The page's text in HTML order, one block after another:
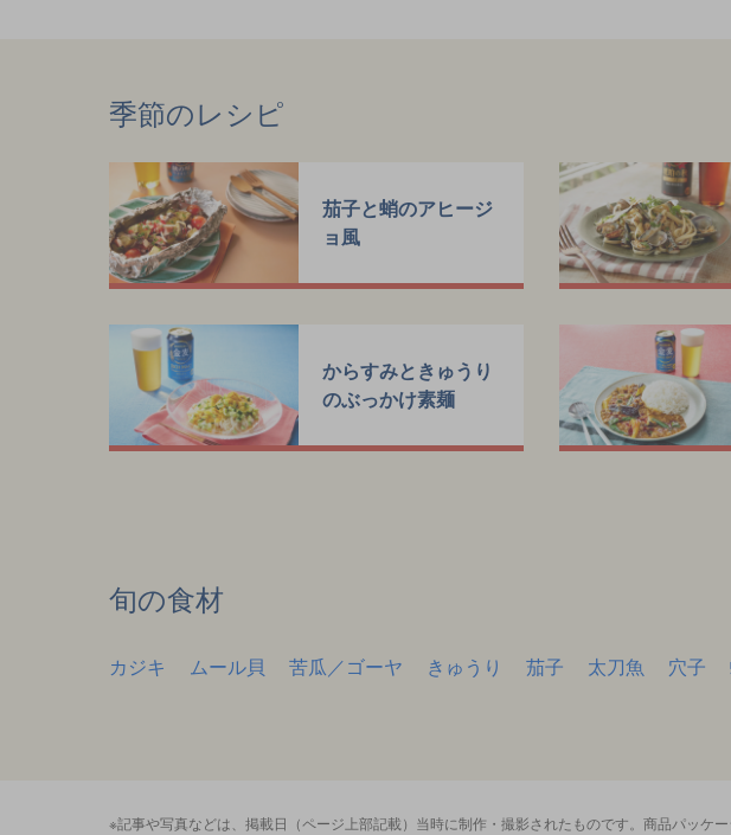
季節のレシピ
茄子と蛸のアヒージ
ョ風
からすみときゅうり
のぶっかけ素麺
旬の食材
カジキ ムール貝 苦瓜／ゴーヤ きゅうり 茄子 太刀魚 穴子
※記事や写真などは、掲載日（ページ上部記載）当時に制作・撮影されたものです。商品パッケ